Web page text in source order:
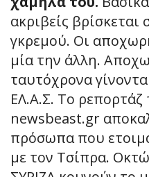
ακριβείς βρίσκεται
γκρεμού. Οι
μία την άλλη.
ταυτόχρονα
ΕΛ.Α.Σ. Το ρεπορτάζ
newsbeast.gr
πρόσωπα που
με τον Τσίπρα.